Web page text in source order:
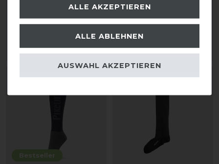
15,96 € *
1 Paar
Bestseller
-20%
ALLE AKZEPTIEREN
ALLE ABLEHNEN
AUSWAHL AKZEPTIEREN